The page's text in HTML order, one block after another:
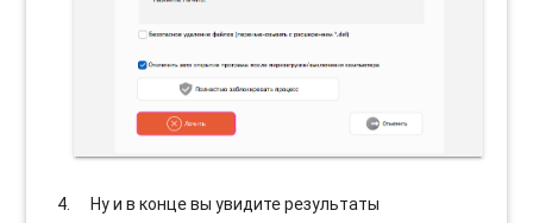
Ну и в конце вы увидите результаты